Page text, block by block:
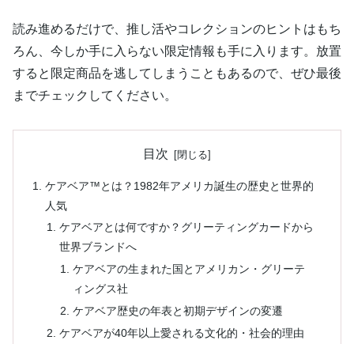
読み進めるだけで、推し活やコレクションのヒントはもち
ろん、今しか手に入らない限定情報も手に入ります。放置
すると限定商品を逃してしまうこともあるので、ぜひ最後
までチェックしてください。
目次
ケアベア™とは？1982年アメリカ誕生の歴史と世界的
人気
ケアベアとは何ですか？グリーティングカードから
世界ブランドへ
ケアベアの生まれた国とアメリカン・グリーテ
ィングス社
ケアベア歴史の年表と初期デザインの変遷
ケアベアが40年以上愛される文化的・社会的理由